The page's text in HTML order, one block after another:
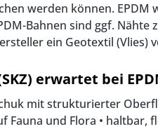
werden können.
Bahnen sind ggf.
ein Geotextil (Vlies)
erwartet bei
mit strukturierter
Fauna und Flora •